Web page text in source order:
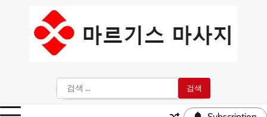
색: